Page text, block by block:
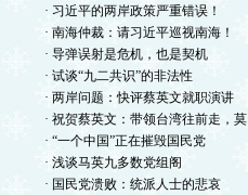
· 习近平的两岸政策严重错误！
· 南海仲裁：请习近平巡视南海！
· 导弹误射是危机，也是契机
· 试谈“九二共识”的非法性
· 两岸问题：快评蔡英文就职演讲
· 祝贺蔡英文：带领台湾往前走，莫
· “一个中国”正在摧毁国民党
· 浅谈马英九多数党组阁
· 国民党溃败：统派人士的悲哀